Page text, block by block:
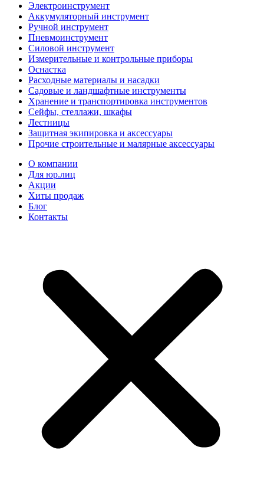
Электроинструмент
Аккумуляторный инструмент
Ручной инструмент
Пневмоинструмент
Силовой инструмент
Измерительные и контрольные приборы
Оснастка
Расходные материалы и насадки
Садовые и ландшафтные инструменты
Хранение и транспортировка инструментов
Сейфы, стеллажи, шкафы
Лестницы
Защитная экипировка и аксессуары
Прочие строительные и малярные аксессуары
О компании
Для юр.лиц
Акции
Хиты продаж
Блог
Контакты